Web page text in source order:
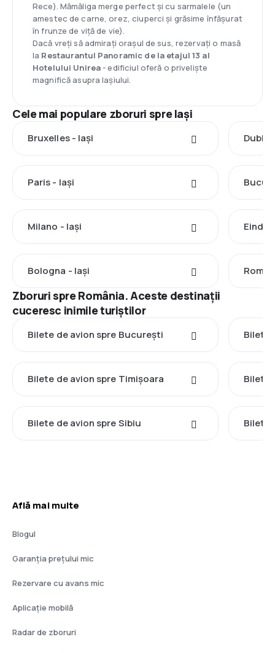
Rece). Mămăliga merge perfect și cu sarmalele (un
amestec de carne, orez, ciuperci și grăsime înfășurat
în frunze de viță de vie).
Dacă vreți să admirați orașul de sus, rezervați o masă
la Restaurantul Panoramic de la etajul 13 al
Hotelului Unirea- edificiul oferă o priveliște
magnifică asupra Iașiului.
Cele mai populare zboruri spre Iași
Bruxelles - Iași Dublin
Paris - Iași
Milano - Iași
Bologna - Iași Roma
Zboruri spre România. Aceste destinații
cuceresc inimile turiștilor
Bilete de avion spre București Bilete
Bilete de avion spre Timișoara Bilete
Bilete de avion spre Sibiu Bilete
Află mai multe
Blogul
Garanția prețului mic
Rezervare cu avans mic
Aplicație mobilă
Radar de zboruri